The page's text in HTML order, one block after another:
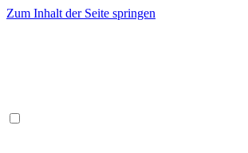
Zum Inhalt der Seite springen